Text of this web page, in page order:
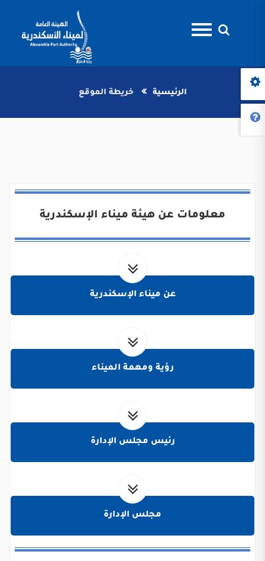
الرئيسية خريطة الموقع
معلومات عن هيئة ميناء الإسكندرية
عن ميناء الإسكندرية
رؤية ومهمة الميناء
رئيس مجلس الإدارة
مجلس الإدارة